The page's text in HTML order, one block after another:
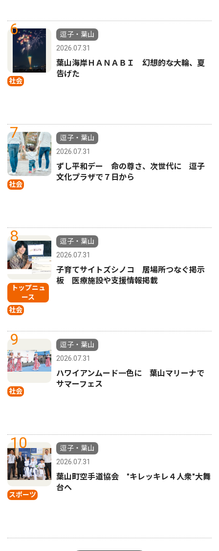
6
社会
逗子・葉山
2026.07.31
葉山海岸ＨＡＮＡＢＩ 幻想的な大輪、夏
告げた
7
社会
逗子・葉山
2026.07.31
ずし平和デー 命の尊さ、次世代に 逗子
文化プラザで７日から
8
トップニュ
ース
社会
逗子・葉山
2026.07.31
子育てサイトズシノコ 居場所つなぐ掲示
板 医療施設や支援情報掲載
9
社会
逗子・葉山
2026.07.31
ハワイアンムード一色に 葉山マリーナで
サマーフェス
10
スポーツ
逗子・葉山
2026.07.31
葉山町空手道協会 "キレッキレ４人衆"大舞
台へ